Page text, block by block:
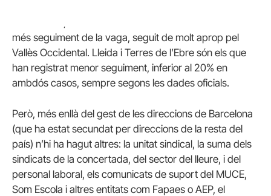
més seguiment de la vaga, seguit de molt aprop pel
Vallès Occidental. Lleida i Terres de l’Ebre són els que
han registrat menor seguiment, inferior al 20% en
ambdós casos, sempre segons les dades oficials.
Però, més enllà del gest de les direccions de Barcelona
(que ha estat secundat per direccions de la resta del
país) n’hi ha hagut altres: la unitat sindical, la suma dels
sindicats de la concertada, del sector del lleure, i del
personal laboral, els comunicats de suport del MUCE,
Som Escola i altres entitats com Fapaes o AEP, el